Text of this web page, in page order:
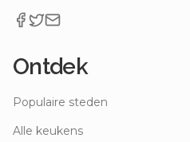
Ontdek
Populaire steden
Alle keukens